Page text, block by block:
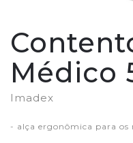
Médico
Imadex
- alça ergonômica para os